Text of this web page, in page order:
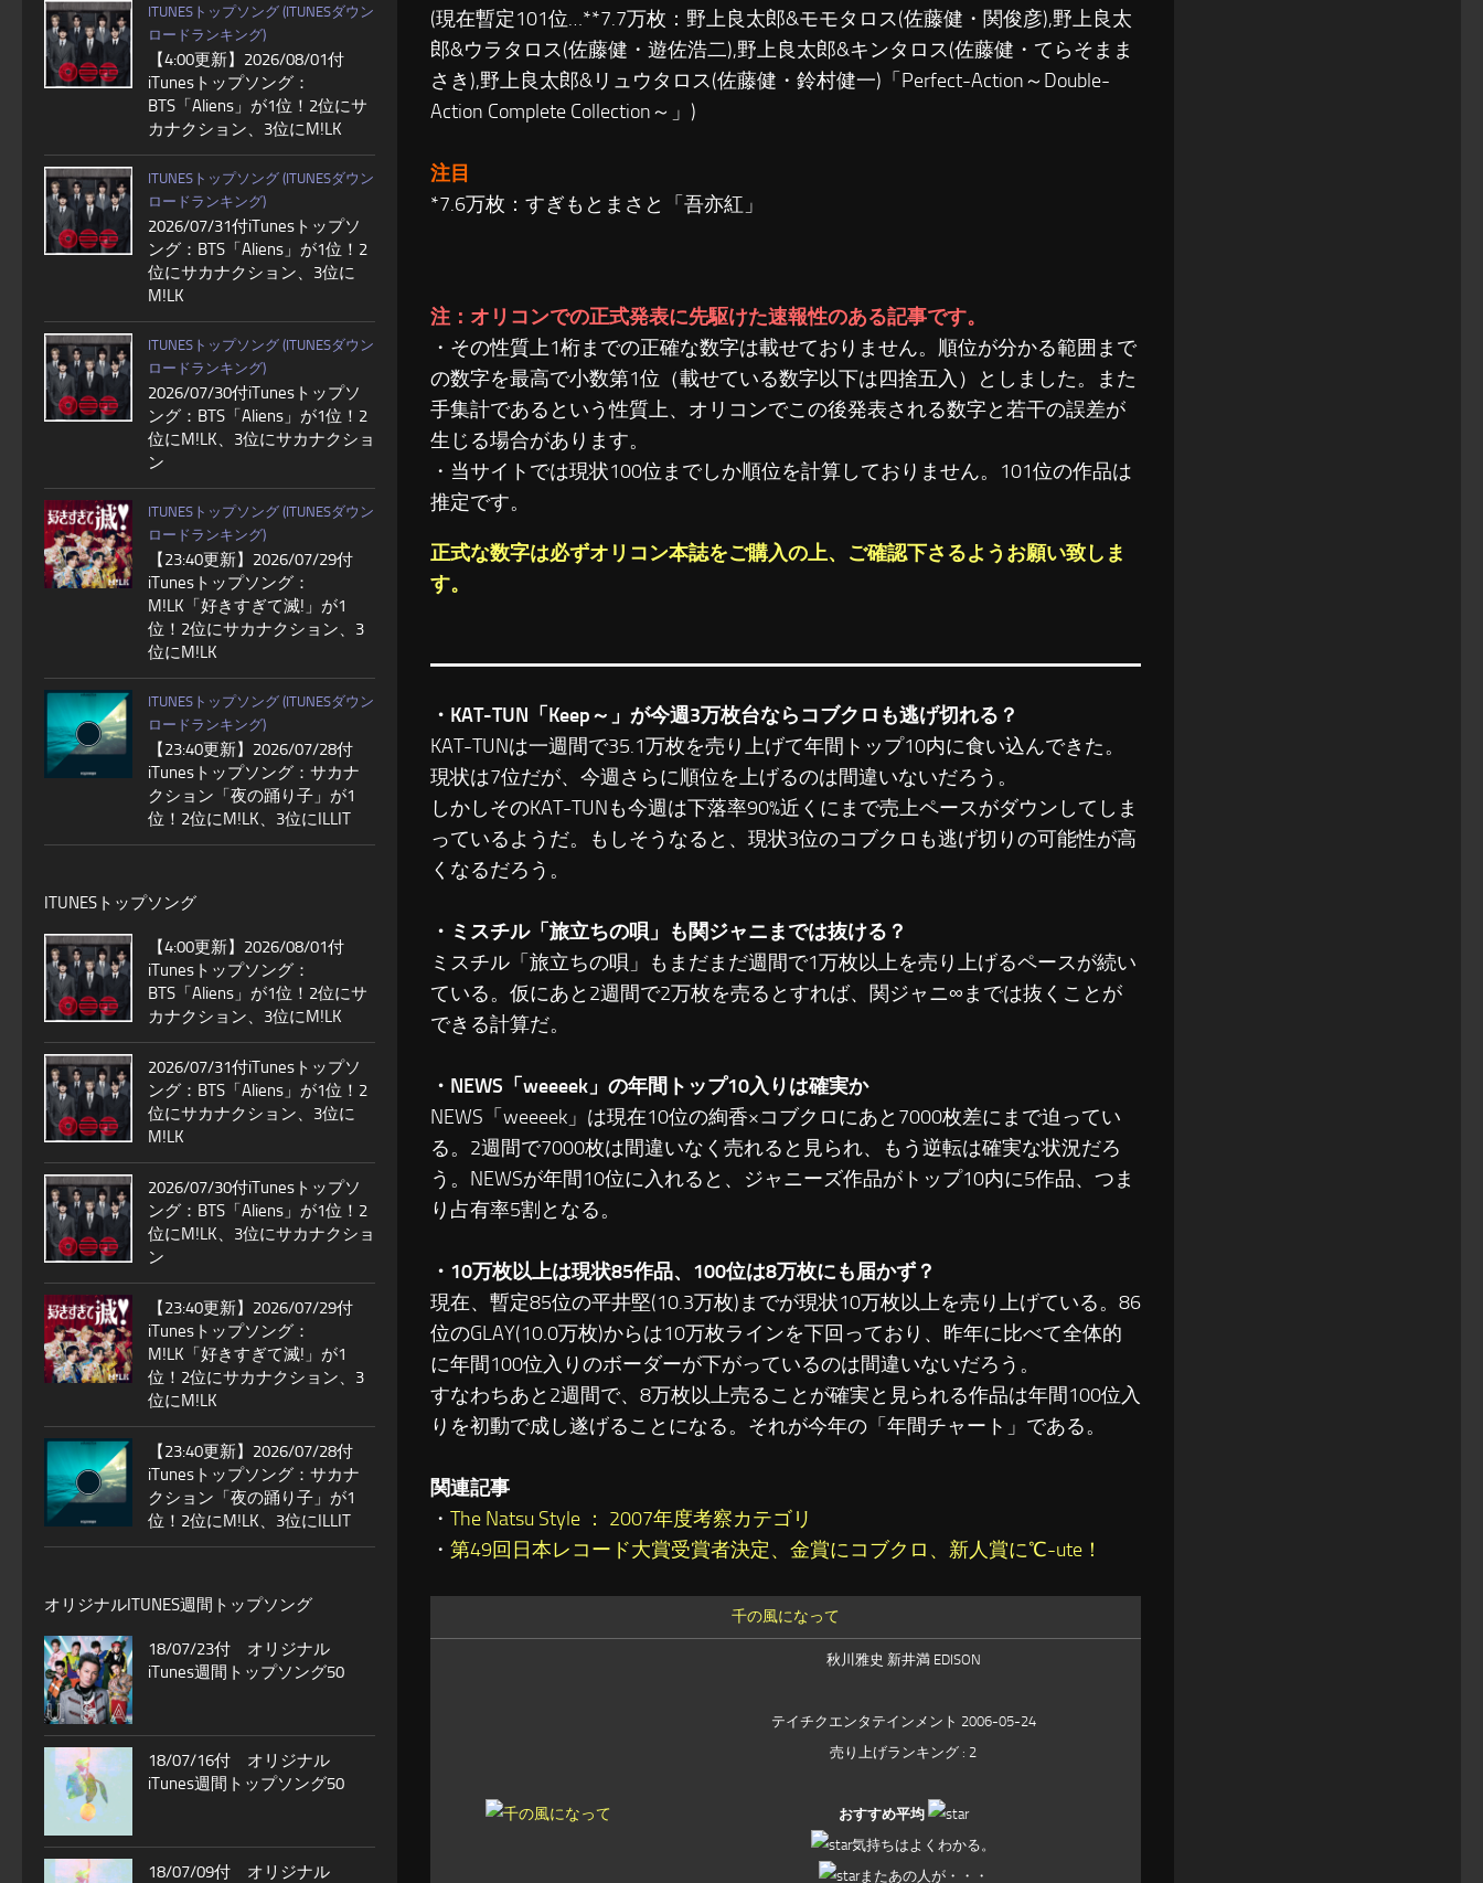
(現在暫定101位…**7.7万枚：野上良太郎&モモタロス(佐藤健・関俊彦),野上良太
郎&ウラタロス(佐藤健・遊佐浩二),野上良太郎&キンタロス(佐藤健・てらそまま
さき),野上良太郎&リュウタロス(佐藤健・鈴村健一)「Perfect-Action～Double-
Action Complete Collection～」)
注目
*7.6万枚：すぎもとまさと「吾亦紅」
注： オリコンでの正式発表に先駆けた速報性のある記事です。
・その性質上1桁までの正確な数字は載せておりません。順位が分かる範囲まで
の数字を最高で小数第1位（載せている数字以下は四捨五入）としました。また
手集計であるという性質上、オリコンでこの後発表される数字と若干の誤差が
生じる場合があります。
・当サイトでは現状100位までしか順位を計算しておりません。101位の作品は
推定です。
正式な数字は必ずオリコン本誌をご購入の上、ご確認下さるようお願い致しま
す。
・KAT-TUN「Keep～」が今週3万枚台ならコブクロも逃げ切れる？
KAT-TUNは一週間で35.1万枚を売り上げて年間トップ10内に食い込んできた。
現状は7位だが、今週さらに順位を上げるのは間違いないだろう。
しかしそのKAT-TUNも今週は下落率90%近くにまで売上ペースがダウンしてしま
っているようだ。もしそうなると、現状3位のコブクロも逃げ切りの可能性が高
くなるだろう。
・ミスチル「旅立ちの唄」も関ジャニまでは抜ける？
ミスチル「旅立ちの唄」もまだまだ週間で1万枚以上を売り上げるペースが続い
ている。仮にあと2週間で2万枚を売るとすれば、関ジャニ∞までは抜くことが
できる計算だ。
・NEWS「weeeek」の年間トップ10入りは確実か
NEWS「weeeek」は現在10位の絢香×コブクロにあと7000枚差にまで迫ってい
る。2週間で7000枚は間違いなく売れると見られ、もう逆転は確実な状況だろ
う。NEWSが年間10位に入れると、ジャニーズ作品がトップ10内に5作品、つま
り占有率5割となる。
・10万枚以上は現状85作品、100位は8万枚にも届かず？
現在、暫定85位の平井堅(10.3万枚)までが現状10万枚以上を売り上げている。86
位のGLAY(10.0万枚)からは10万枚ラインを下回っており、昨年に比べて全体的
に年間100位入りのボーダーが下がっているのは間違いないだろう。
すなわちあと2週間で、8万枚以上売ることが確実と見られる作品は年間100位入
りを初動で成し遂げることになる。それが今年の「年間チャート」である。
関連記事
・ The Natsu Style ： 2007年度考察カテゴリ
・ 第49回日本レコード大賞受賞者決定、金賞にコブクロ、新人賞に℃-ute！
千の風になって
秋川雅史 新井満 EDISON
テイチクエンタテインメント 2006-05-24
売り上げランキング : 2
おすすめ平均
気持ちはよくわかる。
またあの人が・・・
ITUNESトップソング (ITUNESダウン
ロードランキング)
【4:00更新】2026/08/01付
iTunesトップソング：
BTS「Aliens」が1位！2位にサ
カナクション、3位にM!LK
ITUNESトップソング (ITUNESダウン
ロードランキング)
2026/07/31付iTunesトップソ
ング：BTS「Aliens」が1位！2
位にサカナクション、3位に
M!LK
ITUNESトップソング (ITUNESダウン
ロードランキング)
2026/07/30付iTunesトップソ
ング：BTS「Aliens」が1位！2
位にM!LK、3位にサカナクショ
ン
ITUNESトップソング (ITUNESダウン
ロードランキング)
【23:40更新】2026/07/29付
iTunesトップソング：
M!LK「好きすぎて滅!」が1
位！2位にサカナクション、3
位にM!LK
ITUNESトップソング (ITUNESダウン
ロードランキング)
【23:40更新】2026/07/28付
iTunesトップソング：サカナ
クション「夜の踊り子」が1
位！2位にM!LK、3位にILLIT
ITUNESトップソング
【4:00更新】2026/08/01付
iTunesトップソング：
BTS「Aliens」が1位！2位にサ
カナクション、3位にM!LK
2026/07/31付iTunesトップソ
ング：BTS「Aliens」が1位！2
位にサカナクション、3位に
M!LK
2026/07/30付iTunesトップソ
ング：BTS「Aliens」が1位！2
位にM!LK、3位にサカナクショ
ン
【23:40更新】2026/07/29付
iTunesトップソング：
M!LK「好きすぎて滅!」が1
位！2位にサカナクション、3
位にM!LK
【23:40更新】2026/07/28付
iTunesトップソング：サカナ
クション「夜の踊り子」が1
位！2位にM!LK、3位にILLIT
オリジナルITUNES週間トップソング
18/07/23付 オリジナル
iTunes週間トップソング50
18/07/16付 オリジナル
iTunes週間トップソング50
18/07/09付 オリジナル